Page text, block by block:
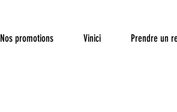
Nos promotions Vinici Prendre un